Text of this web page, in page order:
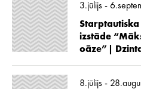
3.jūlijs -
Starptautiska
izstāde
oāze”|
8.jūlijs -